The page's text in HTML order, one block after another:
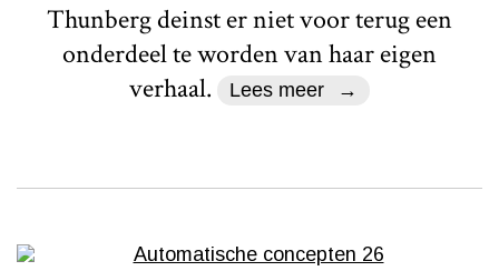
Thunberg deinst er niet voor terug een
onderdeel te worden van haar eigen
verhaal.
Lees meer